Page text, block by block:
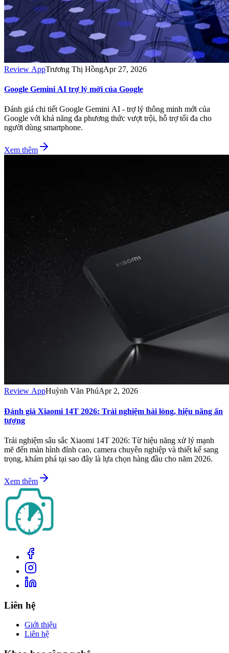
Review AppTrương Thị HồngApr 27, 2026
Google Gemini AI trợ lý mới của Google
Đánh giá chi tiết Google Gemini AI - trợ lý thông minh mới của
Google với khả năng đa phương thức vượt trội, hỗ trợ tối đa cho
người dùng smartphone.
Xem thêm
Review AppHuỳnh Văn PhúApr 2, 2026
Đánh giá Xiaomi 14T 2026: Trải nghiệm hài lòng, hiệu năng ấn
tượng
Trải nghiệm sâu sắc Xiaomi 14T 2026: Từ hiệu năng xử lý mạnh
mẽ đến màn hình đỉnh cao, camera chuyên nghiệp và thiết kế sang
trọng, khám phá tại sao đây là lựa chọn hàng đầu cho năm 2026.
Xem thêm
Liên hệ
Giới thiệu
Liên hệ